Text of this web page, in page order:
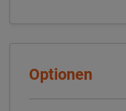
Optionen